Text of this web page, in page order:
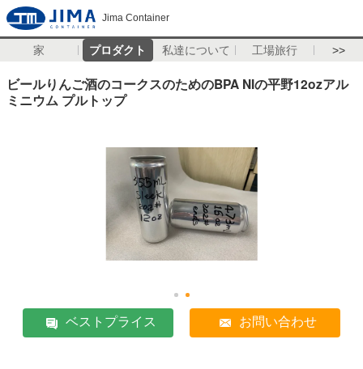
Jima Container
家 プロダクト 私達について 工場旅行 >>
ビールりんご酒のコークスのためのBPA NIの平野12ozアル
ミニウム プルトップ
ベストプライス お問い合わせ